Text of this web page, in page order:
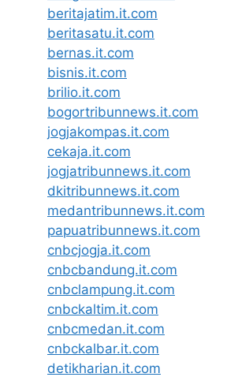
beritajatim.it.com
beritasatu.it.com
bernas.it.com
bisnis.it.com
brilio.it.com
bogortribunnews.it.com
jogjakompas.it.com
cekaja.it.com
jogjatribunnews.it.com
dkitribunnews.it.com
medantribunnews.it.com
papuatribunnews.it.com
cnbcjogja.it.com
cnbcbandung.it.com
cnbclampung.it.com
cnbckaltim.it.com
cnbcmedan.it.com
cnbckalbar.it.com
detikharian.it.com